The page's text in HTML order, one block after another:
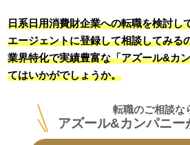
日系日用消費財企業への転職を検討し
エージェントに登録して相談してみる
業界特化で実績豊富な「アズール&カ
てはいかがでしょうか。
転職のご相談な
アズール&カンパニー